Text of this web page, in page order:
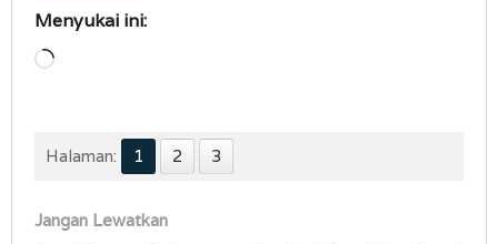
Menyukai ini:
Memuat...
Halaman: 1 2 3
Jangan Lewatkan